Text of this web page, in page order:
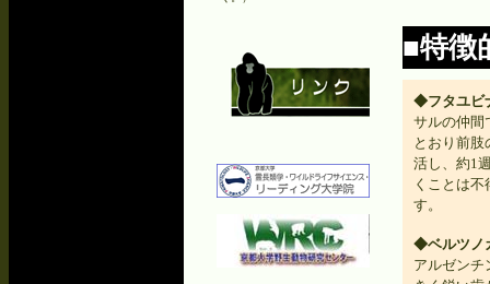
■特徴
◆フタユビ
サルの仲間
とおり前
活し、約1
くことは
す。
◆ベルツノ
アルゼンチ